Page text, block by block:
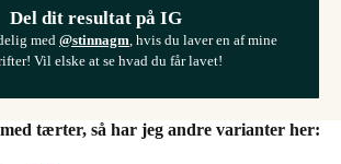
Del dit resultat på IG
med@stinnagm, hvis du laver en af mine
Vil elske at se hvad du får lavet!
tærter, så har jeg andre varianter her: